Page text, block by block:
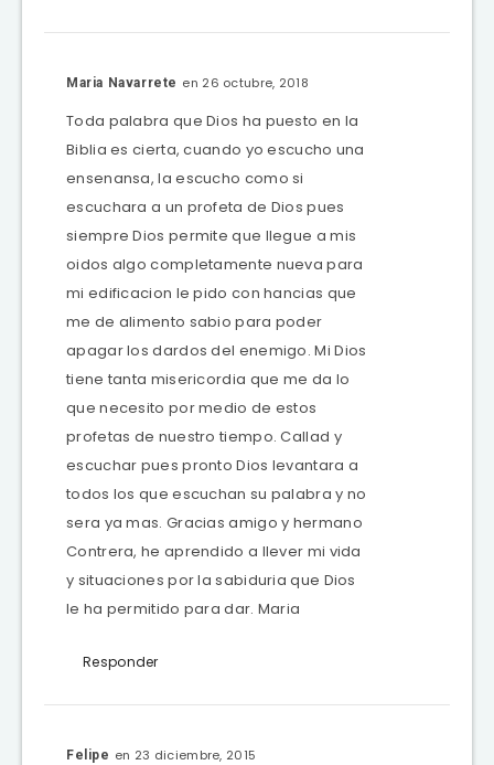
Maria Navarrete en 26 octubre, 2018
Toda palabra que Dios ha puesto en la
Biblia es cierta, cuando yo escucho una
ensenansa, la escucho como si
escuchara a un profeta de Dios pues
siempre Dios permite que llegue a mis
oidos algo completamente nueva para
mi edificacion le pido con hancias que
me de alimento sabio para poder
apagar los dardos del enemigo. Mi Dios
tiene tanta misericordia que me da lo
que necesito por medio de estos
profetas de nuestro tiempo. Callad y
escuchar pues pronto Dios levantara a
todos los que escuchan su palabra y no
sera ya mas. Gracias amigo y hermano
Contrera, he aprendido a llever mi vida
y situaciones por la sabiduria que Dios
le ha permitido para dar. Maria
Responder
Felipe en 23 diciembre, 2015